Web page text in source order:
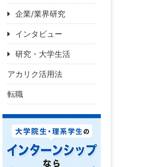
企業/業界研究
インタビュー
研究・大学生活
アカリク活用法
転職